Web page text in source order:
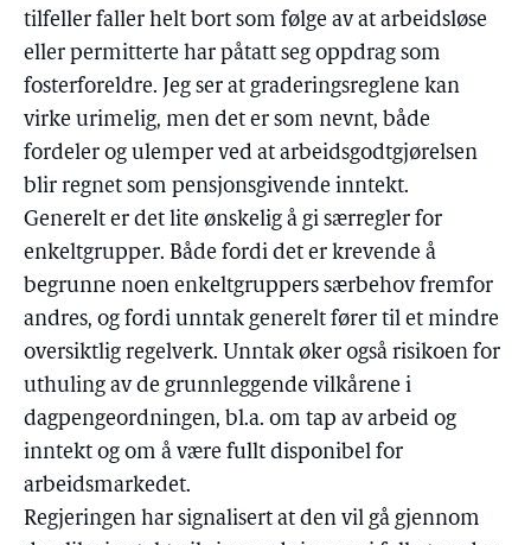
tilfeller faller helt bort som følge av at arbeidsløse
eller permitterte har påtatt seg oppdrag som
fosterforeldre. Jeg ser at graderingsreglene kan
virke urimelig, men det er som nevnt, både
fordeler og ulemper ved at arbeidsgodtgjørelsen
blir regnet som pensjonsgivende inntekt.
Generelt er det lite ønskelig å gi særregler for
enkeltgrupper. Både fordi det er krevende å
begrunne noen enkeltgruppers særbehov fremfor
andres, og fordi unntak generelt fører til et mindre
oversiktlig regelverk. Unntak øker også risikoen for
uthuling av de grunnleggende vilkårene i
dagpengeordningen, bl.a. om tap av arbeid og
inntekt og om å være fullt disponibel for
arbeidsmarkedet.
Regjeringen har signalisert at den vil gå gjennom